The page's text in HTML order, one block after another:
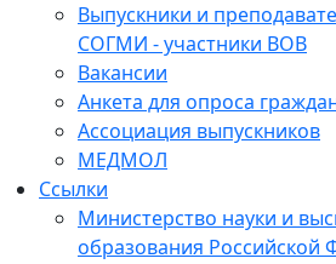
Выпускники и
СОГМИ - участники ВОВ
Вакансии
Анкета для опроса
Ассоциация выпускников
МЕДМОЛ
Ссылки
Министерство науки и
образования Российской